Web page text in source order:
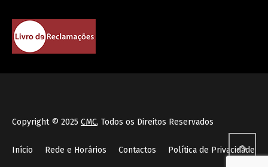
Copyright © 2025 CMC, Todos os Direitos Reservados
Início Rede e Horários Contactos Política de Privacidade